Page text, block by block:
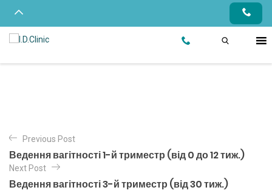
Previous Post
Ведення вагітності 1-й триместр (від 0 до 12 тиж.)
Next Post
Ведення вагітності 3-й триместр (від 30 тиж.)